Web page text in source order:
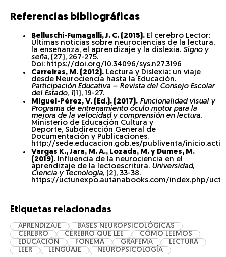
Referencias bibliográficas
Belluschi-Fumagalli, J. C. (2015). El cerebro Lector:
Últimas noticias sobre neurociencias de la lectura,
la enseñanza, el aprendizaje y la dislexia. Signo y
seña, (27), 267-275.
Doi: https://doi.org/10.34096/sys.n27.3196
Carreiras, M. (2012). Lectura y Dislexia: un viaje
desde Neurociencia hasta la Educación.
Participación Educativa – Revista del Consejo Escolar
del Estado, 1(1), 19-27.
Miguel-Pérez, V. (Ed.). (2017). Funcionalidad visual y
Programa de entrenamiento óculo motor para la
mejora de la velocidad y comprensión en lectura.
Ministerio de Educación Cultura y
Deporte, Subdirección General de
Documentación y Publicaciones.
http://sede.educacion.gob.es/publiventa/
Vargas K., Jara, M. A., Lozada, M. y Dumes, M.
(2019). Influencia de la neurociencia en el
aprendizaje de la lectoescritura. Universidad,
Ciencia y Tecnología, (2), 33-38.
https://uctunexpo.autanabooks.com/index.php/uct/
Etiquetas relacionadas
APRENDIZAJE
BASES NEUROPSICOLÓGICAS
CEREBRO
CEREBRO QUE LEE
CÓMO LEEMOS
EDUCACIÓN
FONEMA GRAFEMA
LECTURA
LEER
LENGUAJE NEUROPSICOLOGÍA